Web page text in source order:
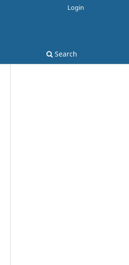
Search
Login